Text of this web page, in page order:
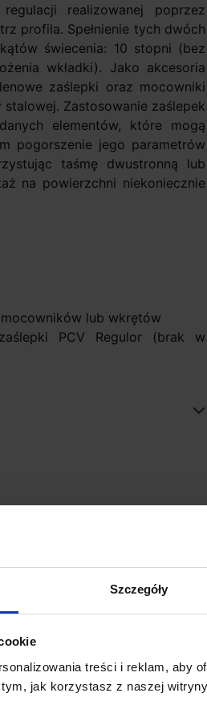
Szczegóły
treści i reklam, aby
jak korzystasz z naszej
realizowanej poprzez
profila. Spełnienie tych dwóch
świecenia: 10 stopni (bez
wkładki). Jako akcesoria
zaślepki oraz mocowniki
Zastosowanie zaślepek
elementów, które mogą
pogorszenie jego parametrów
taśmę dwustronną lub
na powierzchni niekoniecznie
lub wkrętów
PCV Regulor (brak w